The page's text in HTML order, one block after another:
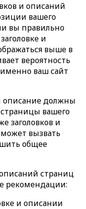
и описаний
вашего
вы правильно
и
выше в
вероятность
именно ваш сайт
описание должны
вашего
заголовков и
вызвать
общее
страниц
рекомендации:
и описании